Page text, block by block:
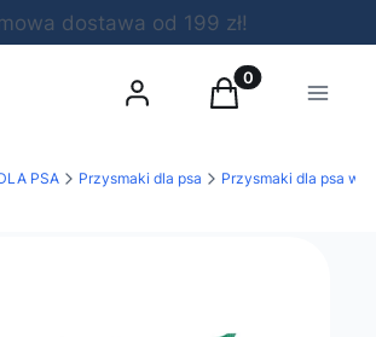
dostawa od 199 zł!
Zaloguj sięProdukty w
Koszyk Menu
PSA Przysmaki dla psa Przysmaki dla psa